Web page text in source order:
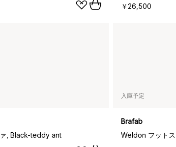
￥26,500
, Black-teddy ant
入庫予定
Brafab
Weldon フット